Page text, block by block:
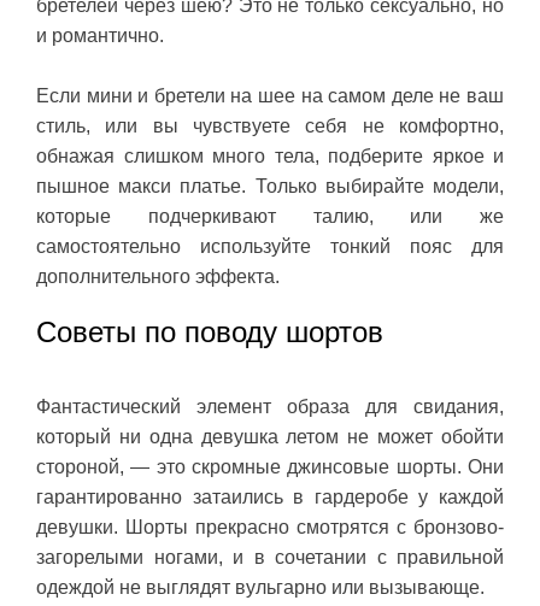
бретелей через шею? Это не только сексуально, но
и романтично.
Если мини и бретели на шее на самом деле не ваш
стиль, или вы чувствуете себя не комфортно,
обнажая слишком много тела, подберите яркое и
пышное макси платье. Только выбирайте модели,
которые подчеркивают талию, или же
самостоятельно используйте тонкий пояс для
дополнительного эффекта.
Советы по поводу шортов
Фантастический элемент образа для свидания,
который ни одна девушка летом не может обойти
стороной, — это скромные джинсовые шорты. Они
гарантированно затаились в гардеробе у каждой
девушки. Шорты прекрасно смотрятся с бронзово-
загорелыми ногами, и в сочетании с правильной
одеждой не выглядят вульгарно или вызывающе.